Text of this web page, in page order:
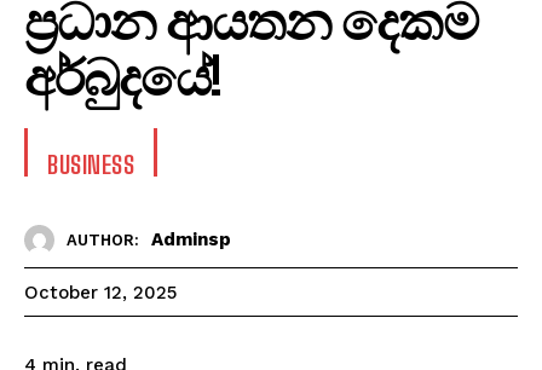
ප්‍රධාන ආයතන දෙකම
අර්බුදයේ!
BUSINESS
AUTHOR: Adminsp
October 12, 2025
4 min. read